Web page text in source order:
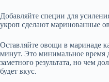
Добавляйте специи для
укроп сделают маринованные
Оставляйте овощи в маринаде
минут. Это минимальное время
заметного результата, но чем
будет вкус.